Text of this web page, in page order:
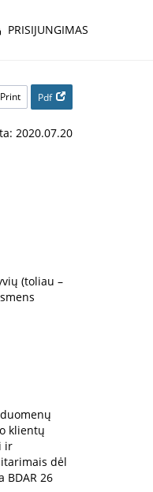
PRISIJUNGIMAS
Print Pdf
2020.07.20
(toliau –
klientų
ir
dėl
BDAR 26